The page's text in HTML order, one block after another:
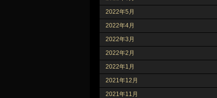
2022年5月
2022年4月
2022年3月
2022年2月
2022年1月
2021年12月
2021年11月